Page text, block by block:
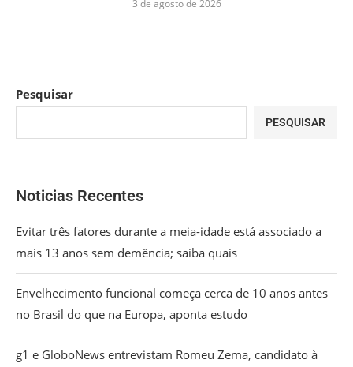
3 de agosto de 2026
Pesquisar
PESQUISAR
Noticias Recentes
Evitar três fatores durante a meia-idade está associado a
mais 13 anos sem demência; saiba quais
Envelhecimento funcional começa cerca de 10 anos antes
no Brasil do que na Europa, aponta estudo
g1 e GloboNews entrevistam Romeu Zema, candidato à